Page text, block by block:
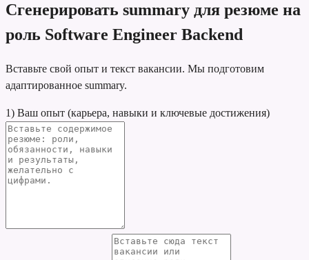
Сгенерировать summary для резюме на
роль Software Engineer Backend
Вставьте свой опыт и текст вакансии. Мы подготовим
адаптированное summary.
1) Ваш опыт (карьера, навыки и ключевые достижения)